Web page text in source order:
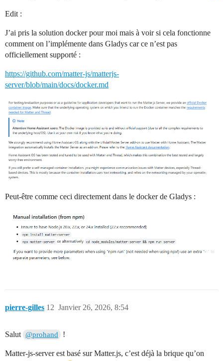
Edit :
J’ai pris la solution docker pour moi mais à voir si cela fonctionne
comment on l’implémente dans Gladys car ce n’est pas
officiellement supporté :
https://github.com/matter-js/matterjs-
server/blob/main/docs/docker.md
Peut-être comme ceci directement dans le docker de Gladys :
pierre-gilles Janvier 26, 2026, 8:54
12
Salut @prohand !
Matter-js-server est basé sur Matter.js, c’est déjà la brique qu’on